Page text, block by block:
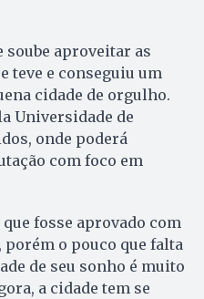
soube aproveitar as
teve e conseguiu um
cidade de orgulho.
Universidade de
onde poderá
com foco em
fosse aprovado com
o pouco que falta
de seu sonho é muito
a cidade tem se